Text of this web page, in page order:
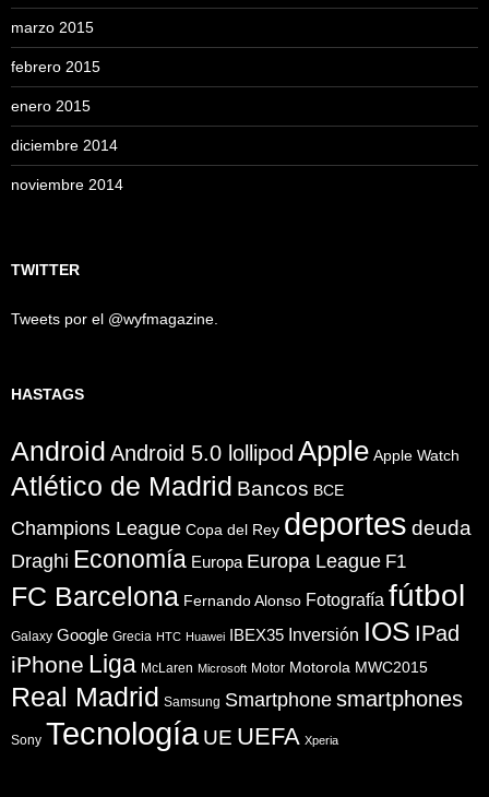
marzo 2015
febrero 2015
enero 2015
diciembre 2014
noviembre 2014
TWITTER
Tweets por el @wyfmagazine.
HASTAGS
Android Android 5.0 lollipod Apple Apple Watch
Atlético de Madrid Bancos BCE
Champions League Copa del Rey deportes deuda
Draghi Economía Europa Europa League F1
FC Barcelona Fernando Alonso Fotografía fútbol
Galaxy Google Grecia HTC Huawei IBEX35 Inversión IOS IPad
iPhone Liga McLaren Microsoft Motor Motorola MWC2015
Real Madrid Samsung Smartphone smartphones
Sony Tecnología UE UEFA Xperia